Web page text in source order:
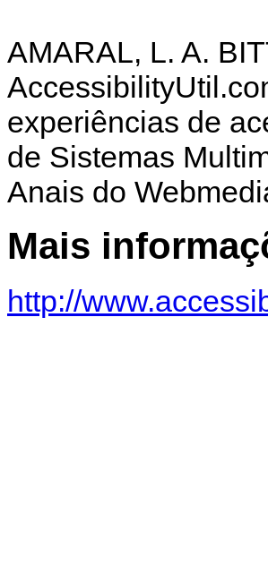
AMARAL, L. A.
experiências de
de Sistemas
Anais do
Mais
http://